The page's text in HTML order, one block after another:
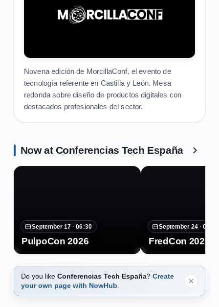
Novena edición de MorcillaConf, el evento de
tecnología referente en Castilla y León. Mesa
redonda sobre diseño de productos digitales con
destacados profesionales del sector.
Now at Conferencias Tech España
September 17 ·06:30
PulpoCon 2026
September 24 ·07:30
FredCon 2026
Do you like Conferencias Tech España? Create
your own page with NowHub